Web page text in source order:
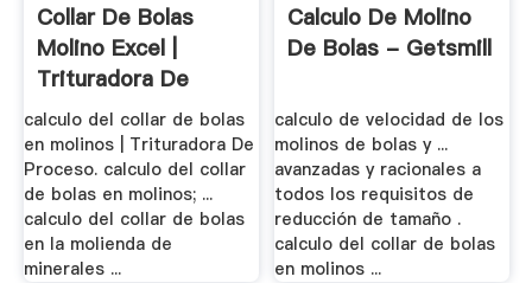
Collar De Bolas
Molino Excel |
Trituradora De
Molinos
calculo del collar de bolas
en molinos | Trituradora De
Proceso. calculo del collar
de bolas en molinos; ...
calculo del collar de bolas
en la molienda de
minerales ...
Calculo De Molino
De Bolas - Getsmill
calculo de velocidad de los
molinos de bolas y ...
avanzadas y racionales a
todos los requisitos de
reducción de tamaño .
calculo del collar de bolas
en molinos ...